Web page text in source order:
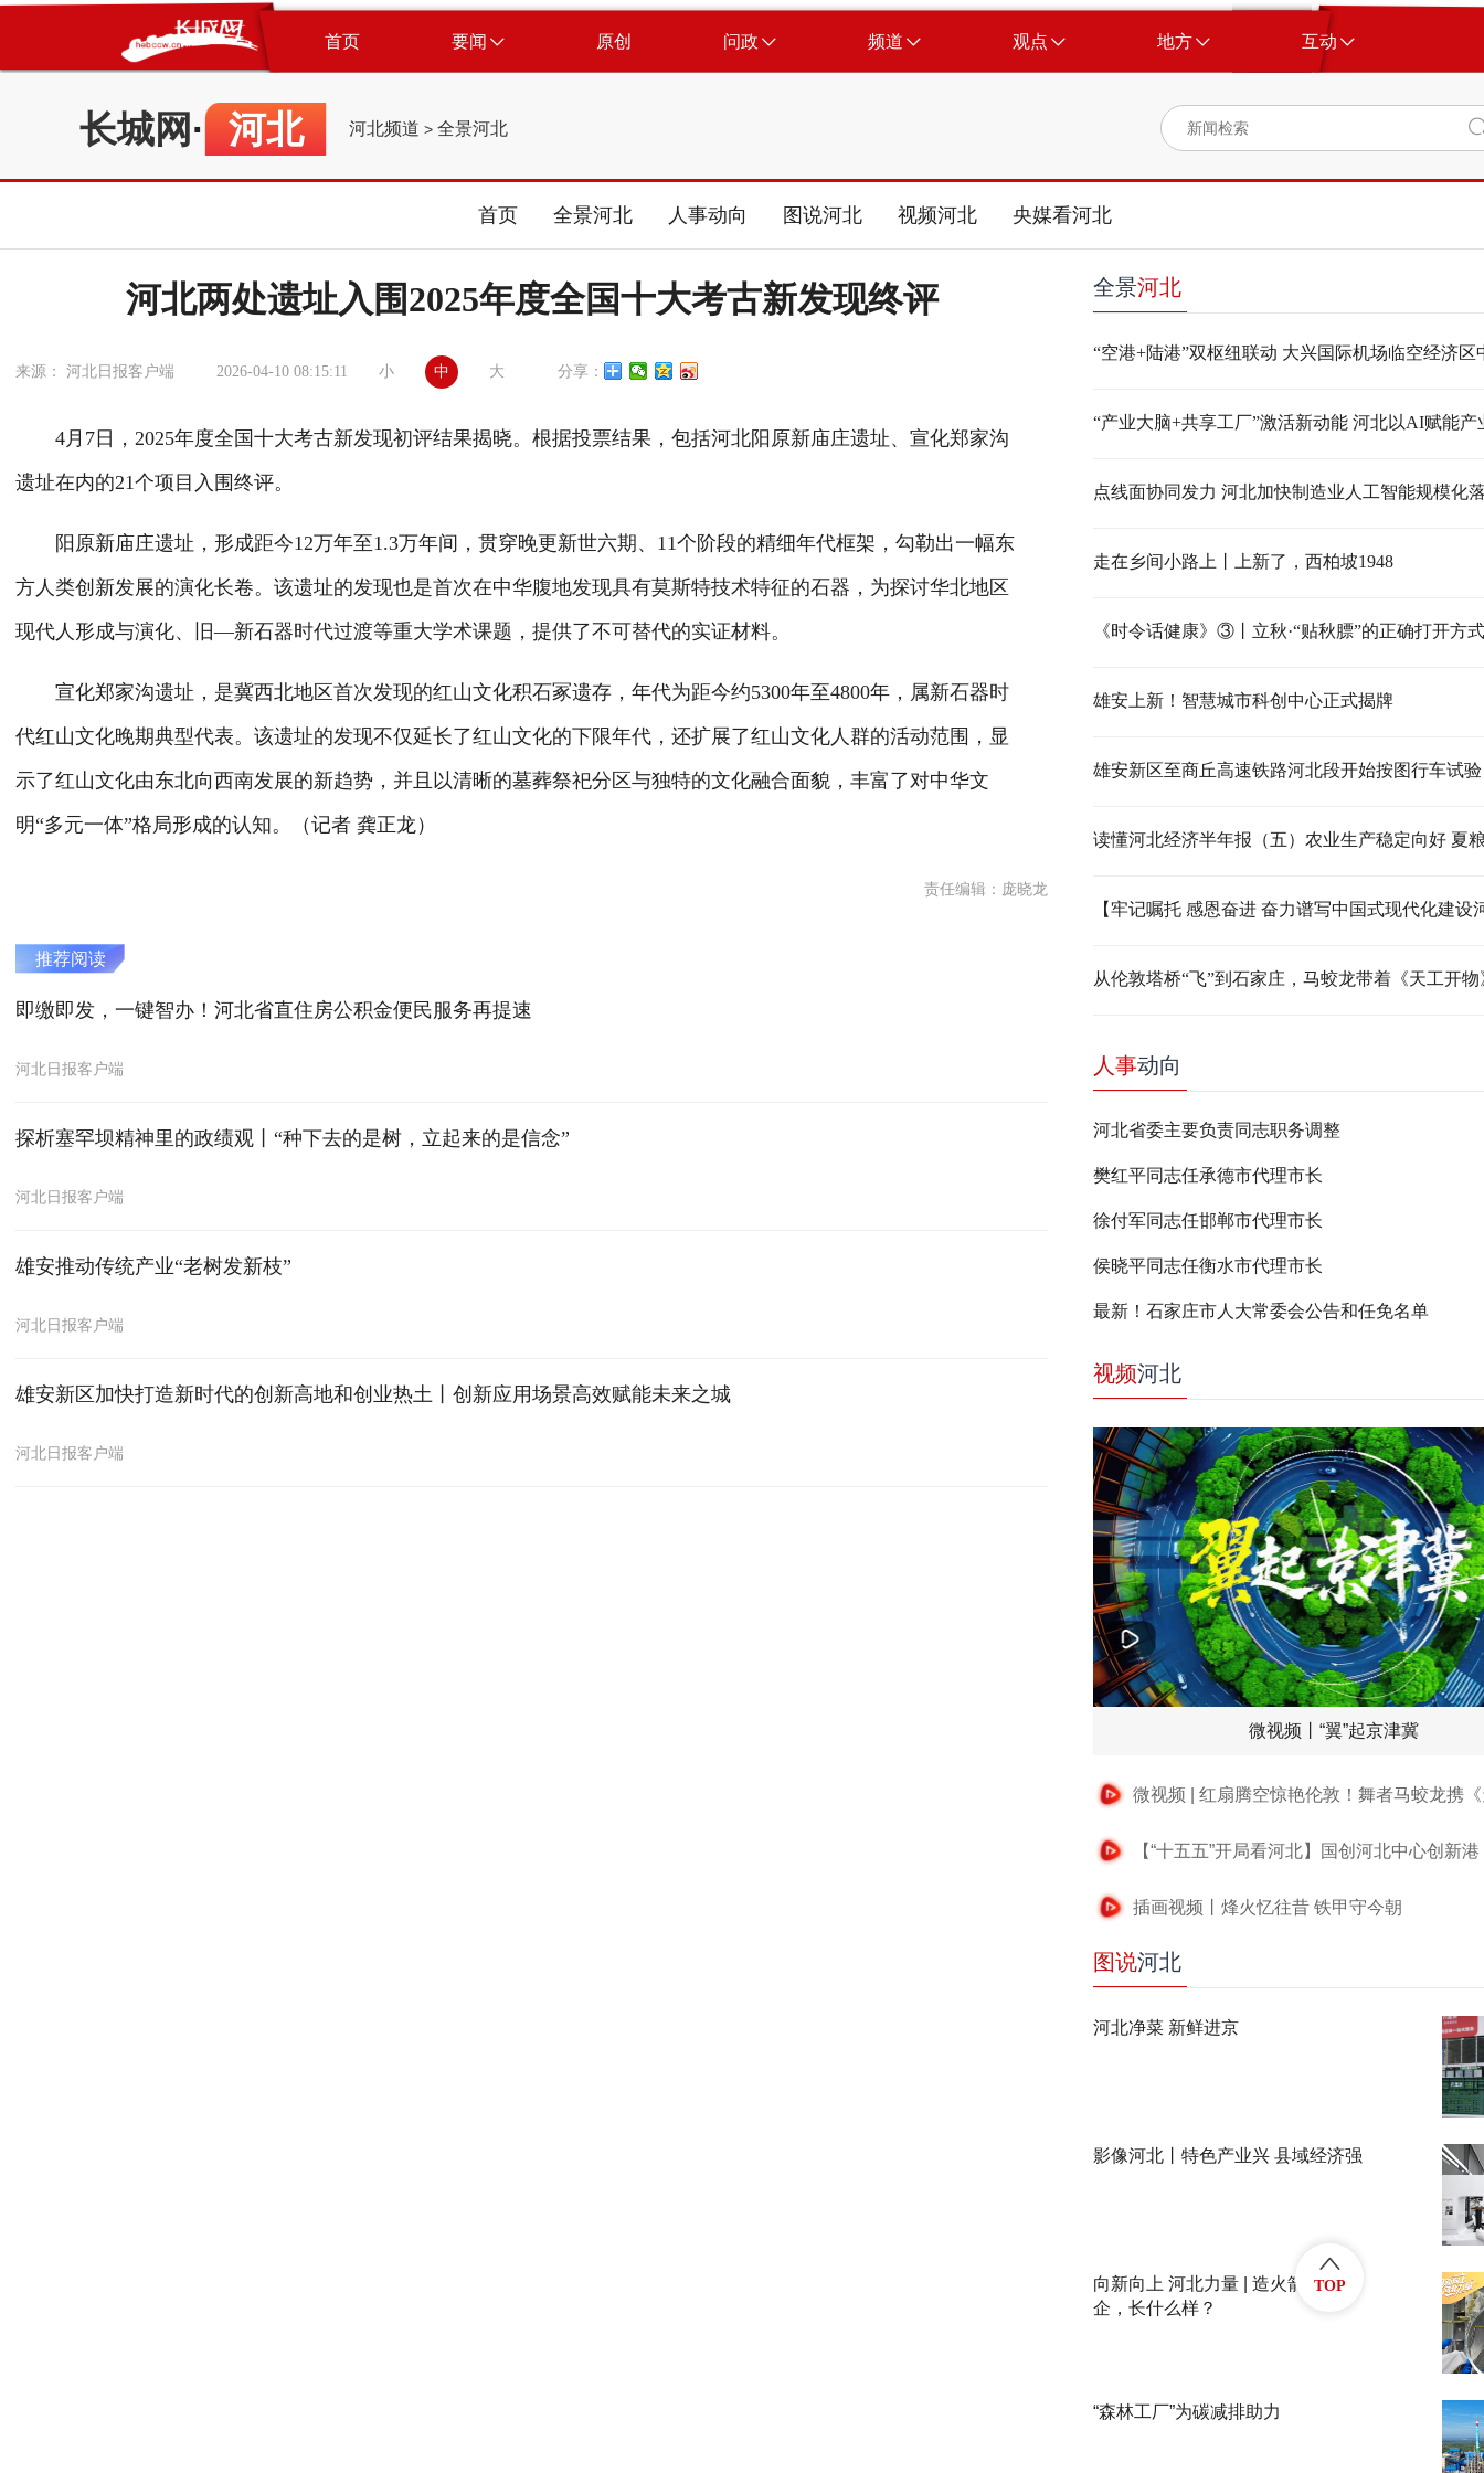
首页 要闻 原创 问政 频道 观点 地方 互动
长城网 · 河北 河北频道 > 全景河北
首页 全景河北 人事动向 图说河北 视频河北 央媒看河北
河北两处遗址入围2025年度全国十大考古新发现终评
来源： 河北日报客户端 2026-04-10 08:15:11 小 中 大 分享：
4月7日，2025年度全国十大考古新发现初评结果揭晓。根据投票结果，包括河北阳原新庙庄遗址、宣化郑家沟
遗址在内的21个项目入围终评。
阳原新庙庄遗址，形成距今12万年至1.3万年间，贯穿晚更新世六期、11个阶段的精细年代框架，勾勒出一幅东
方人类创新发展的演化长卷。该遗址的发现也是首次在中华腹地发现具有莫斯特技术特征的石器，为探讨华北地区
现代人形成与演化、旧—新石器时代过渡等重大学术课题，提供了不可替代的实证材料。
宣化郑家沟遗址，是冀西北地区首次发现的红山文化积石冢遗存，年代为距今约5300年至4800年，属新石器时
代红山文化晚期典型代表。该遗址的发现不仅延长了红山文化的下限年代，还扩展了红山文化人群的活动范围，显
示了红山文化由东北向西南发展的新趋势，并且以清晰的墓葬祭祀分区与独特的文化融合面貌，丰富了对中华文
明“多元一体”格局形成的认知。（记者 龚正龙）
责任编辑：庞晓龙
推荐阅读
即缴即发，一键智办！河北省直住房公积金便民服务再提速
河北日报客户端
探析塞罕坝精神里的政绩观丨“种下去的是树，立起来的是信念”
河北日报客户端
雄安推动传统产业“老树发新枝”
河北日报客户端
雄安新区加快打造新时代的创新高地和创业热土丨创新应用场景高效赋能未来之城
河北日报客户端
全景河北
点线面协同发力 河北加快制造业人工智能规模化
走在乡间小路上丨上新了，西柏坡1948
《时令话健康》③丨立秋·“贴秋膘”的正确打开方式
雄安上新！智慧城市科创中心正式揭牌
雄安新区至商丘高速铁路河北段开始按图行车试验
从伦敦塔桥“飞”到石家庄，马蛟龙带着《天工开
人事动向
河北省委主要负责同志职务调整
樊红平同志任承德市代理市长
徐付军同志任邯郸市代理市长
侯晓平同志任衡水市代理市长
最新！石家庄市人大常委会公告和任免名单
视频河北
微视频丨“翼”起京津冀
插画视频丨烽火忆往昔 铁甲守今朝
图说河北
河北净菜 新鲜进京
影像河北丨特色产业兴 县域经济强
向新向上 河北力量 | 造火箭的民
企，长什么样？
“森林工厂”为碳减排助力
TOP